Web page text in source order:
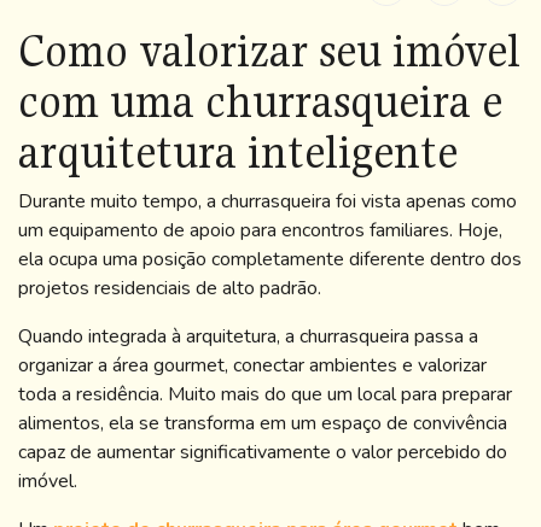
Como valorizar seu imóvel
com uma churrasqueira e
arquitetura inteligente
Durante muito tempo, a churrasqueira foi vista apenas como
um equipamento de apoio para encontros familiares. Hoje,
ela ocupa uma posição completamente diferente dentro dos
projetos residenciais de alto padrão.
Quando integrada à arquitetura, a churrasqueira passa a
organizar a área gourmet, conectar ambientes e valorizar
toda a residência. Muito mais do que um local para preparar
alimentos, ela se transforma em um espaço de convivência
capaz de aumentar significativamente o valor percebido do
imóvel.